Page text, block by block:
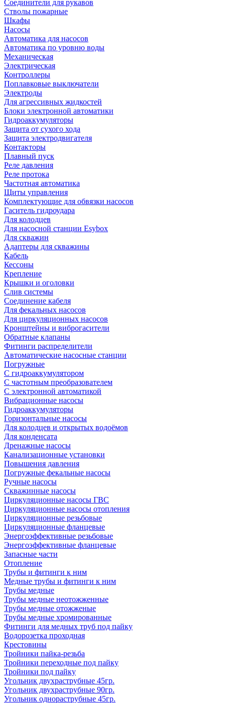
Соединители для рукавов
Стволы пожарные
Шкафы
Насосы
Автоматика для насосов
Автоматика по уровню воды
Механическая
Электрическая
Контроллеры
Поплавковые выключатели
Электроды
Для агрессивных жидкостей
Блоки электронной автоматики
Гидроаккумуляторы
Защита от сухого хода
Защита электродвигателя
Контакторы
Плавный пуск
Реле давления
Реле протока
Частотная автоматика
Щиты управления
Комплектующие для обвязки насосов
Гаситель гидроудара
Для колодцев
Для насосной станции Esybox
Для скважин
Адаптеры для скважины
Кабель
Кессоны
Крепление
Крышки и оголовки
Слив системы
Соединение кабеля
Для фекальных насосов
Для циркуляционных насосов
Кронштейны и виброгасители
Обратные клапаны
Фитинги распределители
Автоматические насосные станции
Погружные
С гидроаккумулятором
С частотным преобразователем
С электронной автоматикой
Вибрационные насосы
Гидроаккумуляторы
Горизонтальные насосы
Для колодцев и открытых водоёмов
Для конденсата
Дренажные насосы
Канализационные установки
Повышения давления
Погружные фекальные насосы
Ручные насосы
Скважинные насосы
Циркуляционные насосы ГВС
Циркуляционные насосы отопления
Циркуляционные резьбовые
Циркуляционные фланцевые
Энергоэффективные резьбовые
Энергоэффективные фланцевые
Запасные части
Отопление
Трубы и фитинги к ним
Медные трубы и фитинги к ним
Трубы медные
Трубы медные неотожженные
Трубы медные отожженые
Трубы медные хромированные
Фитинги для медных труб под пайку
Водорозетка проходная
Крестовины
Тройники пайка-резьба
Тройники переходные под пайку
Тройники под пайку
Угольник двухраструбные 45гр.
Угольник двухраструбные 90гр.
Угольник однораструбные 45гр.